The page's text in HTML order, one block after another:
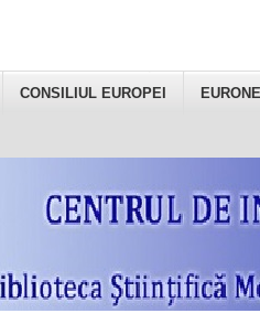
CONSILIUL EUROPEI